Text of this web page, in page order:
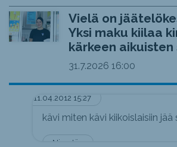
Vielä on
Yksi maku kiilaa
kärkeen aikuisten
31.7.2026 16:00
11.04.2012 15:27
Nimetön
kävi miten kävi kiikoislaisiin jää